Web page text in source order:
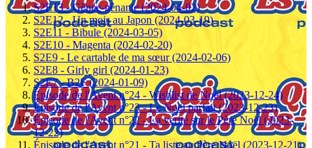
S2E13 - Gênée-gênante (2024-04-02)
S2E12 - Un mois au Japon (2024-03-19)
S2E11 - Bibule (2024-03-05)
S2E10 - Magenta (2024-02-20)
S2E9 - Le cartable de ma sœur (2024-02-06)
S2E8 - Girly girl (2024-01-23)
S2E7 - B2F (2024-01-09)
Épisode de l'Avent n°24 - Wishlist de Noël (2023-12-24)
Épisode de l'Avent n°23 - Le Noël parfait (2023-12-23)
Épisode de l'Avent n°22 - La vérité sur le Père Noël (2023-
12-22)
Épisode de l'Avent n°21 - Ta liste au Père Noël (2023-12-21)